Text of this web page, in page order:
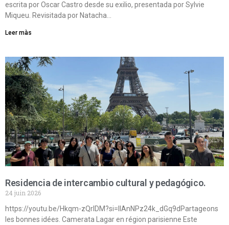
escrita por Oscar Castro desde su exilio, presentada por Sylvie
Miqueu. Revisitada por Natacha…
Leer màs
Residencia de intercambio cultural y pedagógico.
24 juin 2026
https://youtu.be/Hkqm-zQrIDM?si=IIAnNPz24k_dGq9dPartageons
les bonnes idées. Camerata Lagar en région parisienne Este